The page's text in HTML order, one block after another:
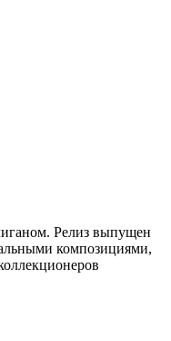
Релиз выпущен
композициями,